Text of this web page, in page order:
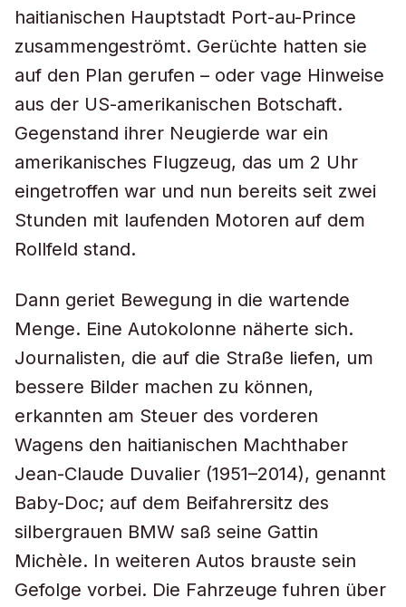
haitianischen Hauptstadt Port-au-Prince
zusammengeströmt. Gerüchte hatten sie
auf den Plan gerufen – oder vage Hinweise
aus der US-amerikanischen Botschaft.
Gegenstand ihrer Neugierde war ein
amerikanisches Flugzeug, das um 2 Uhr
eingetroffen war und nun bereits seit zwei
Stunden mit laufenden Motoren auf dem
Rollfeld stand.
Dann geriet Bewegung in die wartende
Menge. Eine Autokolonne näherte sich.
Journalisten, die auf die Straße liefen, um
bessere Bilder machen zu können,
erkannten am Steuer des vorderen
Wagens den haitianischen Machthaber
Jean-Claude Duvalier (1951–2014), genannt
Baby-Doc; auf dem Beifahrersitz des
silbergrauen BMW saß seine Gattin
Michèle. In weiteren Autos brauste sein
Gefolge vorbei. Die Fahrzeuge fuhren über